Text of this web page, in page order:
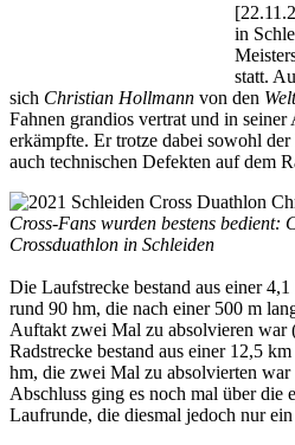
in
statt.
sich Christian Hollmann von den
Fahnen grandios vertrat und in
erkämpfte. Er trotze dabei sowohl
auch technischen Defekten auf dem
Cross-Fans wurden bestens bedient:
Crossduathlon in Schleiden
Die Laufstrecke bestand aus einer
rund 90 hm, die nach einer 500 m
Auftakt zwei Mal zu absolvieren war
Radstrecke bestand aus einer 12,5
hm, die zwei Mal zu absolvierten
Abschluss ging es noch mal über die
Laufrunde, die diesmal jedoch nur